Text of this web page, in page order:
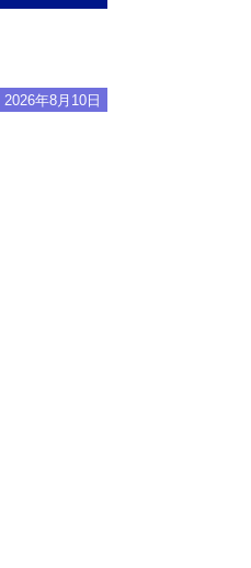
2026年8月10日